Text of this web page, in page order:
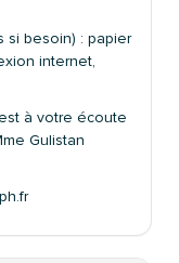
si besoin) : papier
internet,
à votre écoute
Gulistan